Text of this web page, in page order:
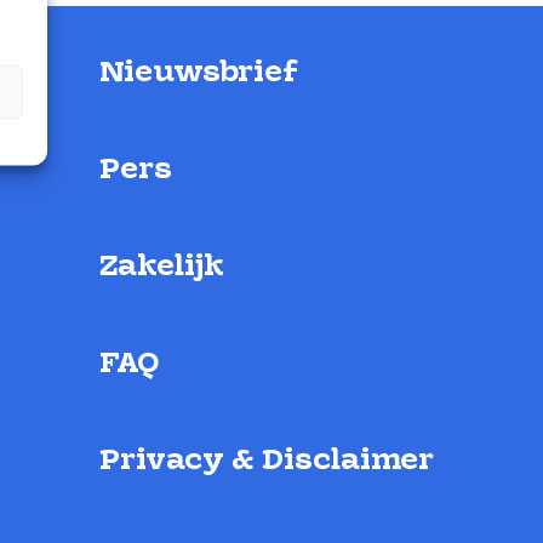
Nieuwsbrief
Pers
Zakelijk
FAQ
Privacy & Disclaimer